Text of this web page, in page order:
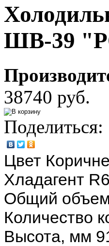
ШВ-39
38740 руб.
Поделиться:
Цвет
Хладагент
Общий
Количество
Высота, мм